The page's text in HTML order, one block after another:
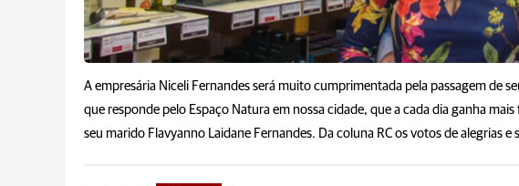
A empresária Niceli Fernandes será muito cumprimentada pela passagem de
que responde pelo Espaço Natura em nossa cidade, que a cada dia ganha
seu marido Flavyanno Laidane Fernandes. Da coluna RC os votos de alegrias e